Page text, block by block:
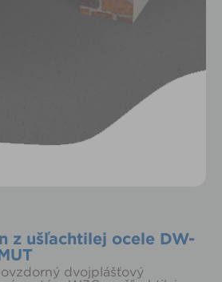
z ušľachtilej ocele DW-
dvojplášťový